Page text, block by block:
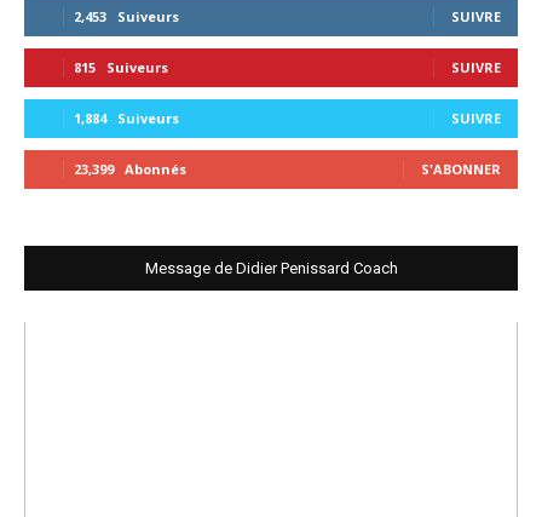
2,453 Suiveurs SUIVRE
815 Suiveurs SUIVRE
1,884 Suiveurs SUIVRE
23,399 Abonnés S'ABONNER
Message de Didier Penissard Coach